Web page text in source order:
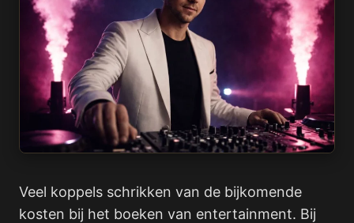
Veel koppels schrikken van de bijkomende
kosten bij het boeken van entertainment. Bij